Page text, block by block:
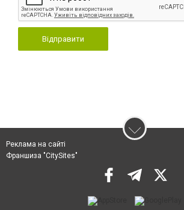
Відправити
Реклама на сайті
Франшиза "CitySites"